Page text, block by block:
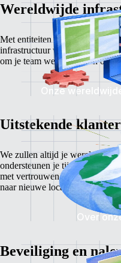
Wereldwijde
Met entiteiten in tientallen
infrastructuur van Remote de
om je team wereldwijd en op
Onze
Uitstekende
We zullen altijd je wereldwijde
ondersteunen je tijdens het
met vertrouwen kunt recruiten,
naarnieuwe locaties over de
Over
Beveiliging en